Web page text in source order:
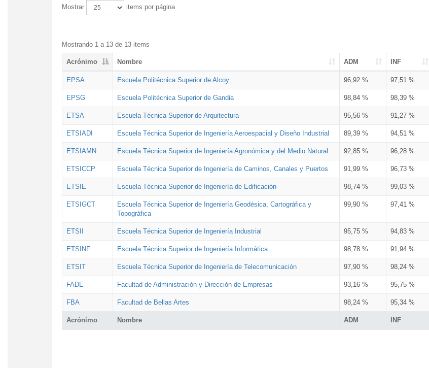
Mostrar items por página
Mostrando 1 a 13 de 13 items
Acrónimo Nombre ADM INF
Acrónimo Nombre ADM INF
EPSA Escuela Politécnica Superior de Alcoy 96,92 % 97,51 %
EPSG Escuela Politécnica Superior de Gandia 98,84 % 98,39 %
ETSA Escuela Técnica Superior de Arquitectura 95,56 % 91,27 %
ETSIADI Escuela Técnica Superior de Ingeniería Aeroespacial y Diseño Industrial 89,39 % 94,51 %
ETSIAMN Escuela Técnica Superior de Ingeniería Agronómica y del Medio Natural 92,85 % 96,28 %
ETSICCP Escuela Técnica Superior de Ingeniería de Caminos, Canales y Puertos 91,99 % 96,73 %
ETSIE Escuela Técnica Superior de Ingeniería de Edificación 98,74 % 99,03 %
ETSIGCT
Escuela Técnica Superior de Ingeniería Geodésica, Cartográfica y
Topográfica
99,90 % 97,41 %
ETSII Escuela Técnica Superior de Ingeniería Industrial 95,75 % 94,83 %
ETSINF Escuela Técnica Superior de Ingeniería Informática 98,78 % 91,94 %
ETSIT Escuela Técnica Superior de Ingeniería de Telecomunicación 97,90 % 98,24 %
FADE Facultad de Administración y Dirección de Empresas 93,16 % 95,75 %
FBA Facultad de Bellas Artes 98,24 % 95,34 %